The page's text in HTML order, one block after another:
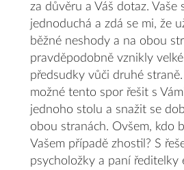
za důvěru a Váš dotaz. Vaše
jednoduchá a zdá se mi, že
běžné neshody a na obou
pravděpodobně vznikly
předsudky vůči druhé
možné tento spor řešit s
jednoho stolu a snažit se
obou stranách. Ovšem, kdo
Vašem případě zhostil? S
psycholožky a paní ředitelky